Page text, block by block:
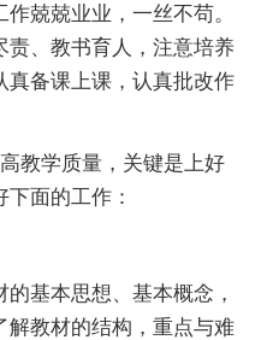
兢兢业业，一丝不苟。
责、教书育人，注意培养
真备课上课，认真批改作
教学质量，关键是上好
面的工作：
基本思想、基本概念，
解教材的结构，重点与难